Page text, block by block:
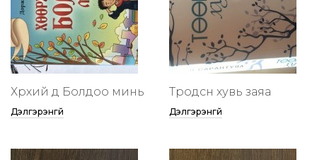
Хөөрхий дөө Болдоо минь
Дэлгэрэнгүй
Төөрөодсөн хувь заяа
Дэлгэрэнгүй